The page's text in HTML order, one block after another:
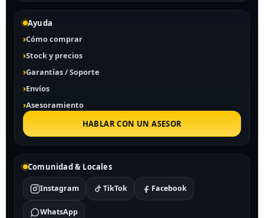
Ayuda
Cómo comprar
Stock y precios
Garantías / Soporte
Envíos
Asesoramiento
HABLAR CON UN ASESOR
Comunidad & Locales
Instagram TikTok Facebook
WhatsApp